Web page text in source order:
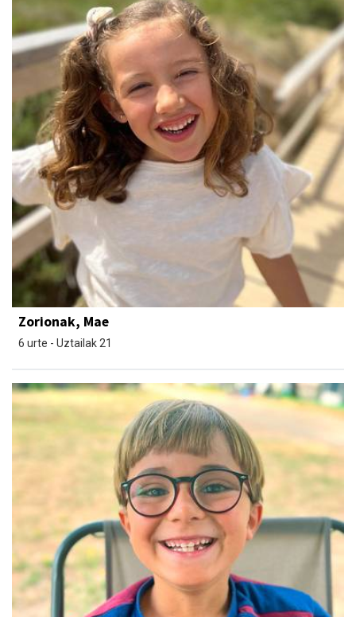
Zorionak, Mae
6 urte - Uztailak 21